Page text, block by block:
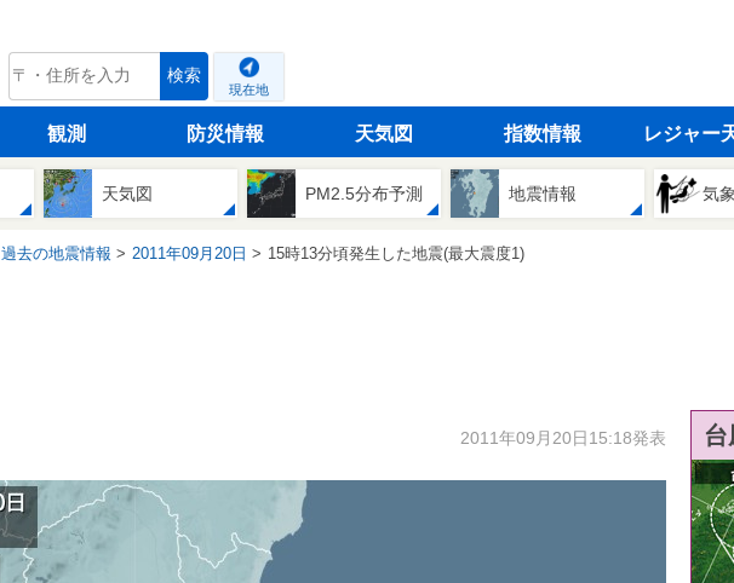
tenki.jp 検索
現在地
観測 防災情報 天気図 指数情報 レジャー
天気図 PM2.5分布予測 地震情報 気
過去の地震情報 2011年09月20日 15時13分頃発生した地震(最大震度1)
2011年09月20日15:18発表